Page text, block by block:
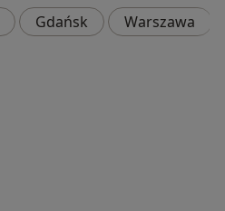
Gdańsk Warszawa